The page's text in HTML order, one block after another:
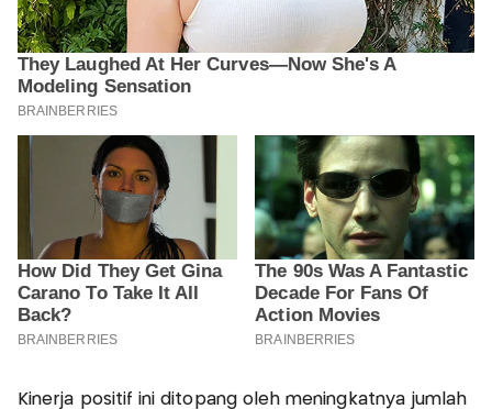
Kinerja positif ini ditopang oleh meningkatnya jumlah